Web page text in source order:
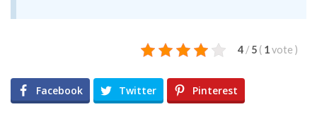
4 / 5 ( 1vote )
Facebook Twitter Pinterest